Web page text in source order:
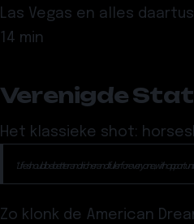
Las Vegas en alles
14 min
Verenigde
Het klassieke shot:
“Life should be better and richer and fuller for everyone, with
Zo klonk de American